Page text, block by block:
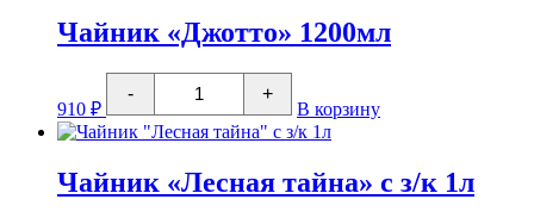
Чайник «Джотто» 1200мл
910 ₽
-
Количество
товара
Чайник
"Джотто"
+
В корзину
Чайник «Лесная тайна» с з/к 1л